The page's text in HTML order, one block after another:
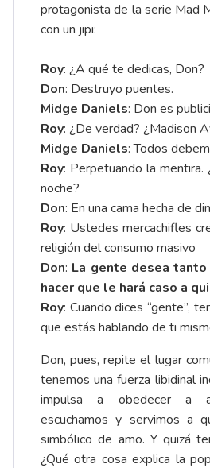
protagonista de la serie Mad
con un jipi:
Roy: ¿A qué te dedicas, Don?
Don: Destruyo puentes.
Midge Daniels: Don es
Roy: ¿De verdad? ¿Madison
Midge Daniels: Todos
Roy: Perpetuando la mentira.
noche?
Don: En una cama hecha de
Roy: Ustedes mercachifles
religión del consumo masivo
Don: La gente desea
hacer que le hará caso a
Roy: Cuando dices “gente”,
que estás hablando de ti
Don, pues, repite el lugar
tenemos una fuerza libidinal
impulsa a obedecer a
escuchamos y servimos a
simbólico de amo. Y quizá
¿Qué otra cosa explica la